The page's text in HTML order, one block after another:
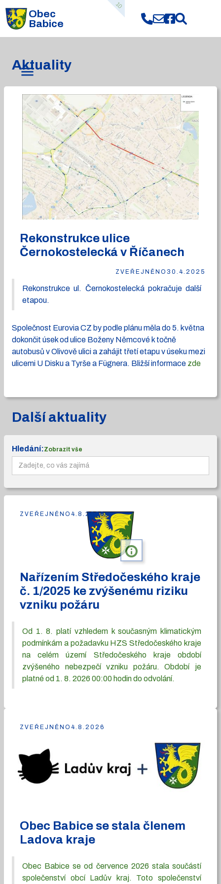
Obec
Babice
10
Aktuality
Rekonstrukce ulice
Černokostelecká v Říčanech
ZVEŘEJNĚNO 30.4.2025
Rekonstrukce ul. Černokostelecká pokračuje další
etapou.
Společnost Eurovia CZ by podle plánu měla do 5. května
dokončit úsek od ulice Boženy Němcové k točně
autobusů v Olivově ulici a zahájit třetí etapu v úseku mezi
ulicemi U Disku a Tyrše a Fügnera. Bližší informace zde
Další aktuality
Hledání:Zobrazit vše
info
Nařízením Středočeského kraje
č. 1/2025 ke zvýšenému riziku
vzniku požáru
Od 1. 8. platí vzhledem k současným klimatickým
podmínkám a požadavku HZS Středočeského kraje
na celém území Středočeského kraje období
zvýšeného nebezpečí vzniku požáru. Období je
platné od 1. 8. 2026 00:00 hodin do odvolání.
ZVEŘEJNĚNO 4.8.2026
Obec Babice se stala členem
Ladova kraje
Obec Babice se od července 2026 stala součástí
společenství obcí Ladův kraj. Toto společenství
ZVEŘEJNĚNO 4.8.2026